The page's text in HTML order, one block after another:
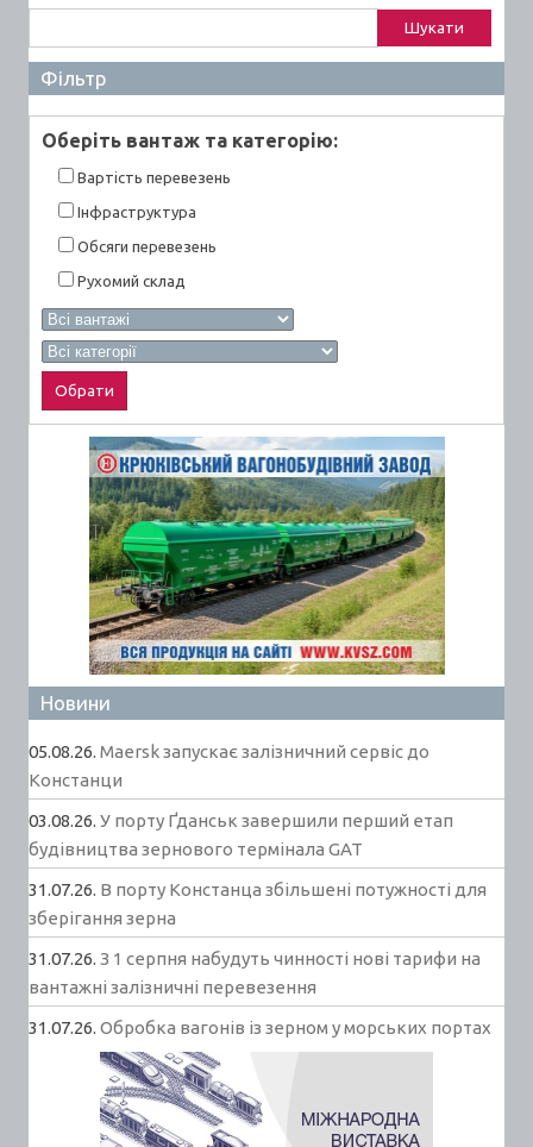
Фільтр
Оберiть вантаж та категорiю:
Вартiсть перевезень
Інфраструктура
Обсяги перевезень
Рухомий склад
Новини
05.08.26. Maersk запускає залізничний сервіс до
Констанци
03.08.26. У порту Ґданськ завершили перший етап
будівництва зернового термінала GAT
31.07.26. В порту Констанца збільшені потужності для
зберігання зерна
31.07.26. З 1 серпня набудуть чинності нові тарифи на
вантажні залізничні перевезення
31.07.26. Обробка вагонів із зерном у морських портах